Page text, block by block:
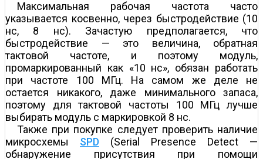
Максимальная рабочая частота часто
указывается косвенно, через быстродействие (10
нс, 8 нс). Зачастую предполагается, что
быстродействие — это величина, обратная
тактовой частоте, и поэтому модуль,
промаркированный как «10 нс», обязан работать
при частоте 100 МГц. На самом же деле не
остается никакого, даже минимального запаса,
поэтому для тактовой частоты 100 МГц лучше
выбирать модуль с маркировкой 8 нс.
Также при покупке следует проверить наличие
микросхемы SPD (Serial Presence Detect —
обнаружение присутствия при помощи